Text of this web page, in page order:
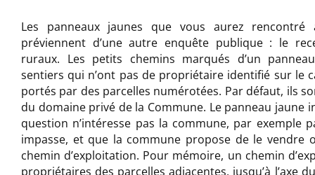
Les panneaux jaunes que vous aurez rencontré
préviennent d’une autre enquête publique : le
ruraux. Les petits chemins marqués d’un
sentiers qui n’ont pas de propriétaire identifié sur le
portés par des parcelles numérotées. Par défaut, ils
du domaine privé de la Commune. Le panneau jaune
question n’intéresse pas la commune, par exemple
impasse, et que la commune propose de le vendre
chemin d’exploitation. Pour mémoire, un chemin
propriétaires des parcelles adjacentes, jusqu’à l’axe